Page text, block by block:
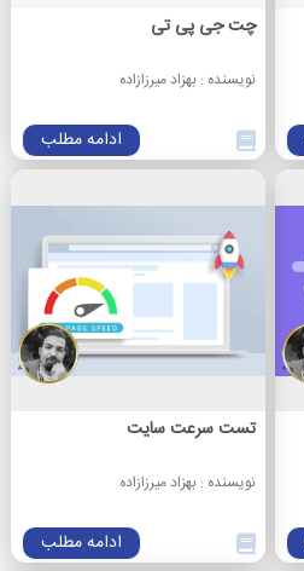
چت جی پی تی
نویسنده : بهزاد میرزازاده
ادامه مطلب
تست سرعت سایت
نویسنده : بهزاد میرزازاده
ادامه مطلب